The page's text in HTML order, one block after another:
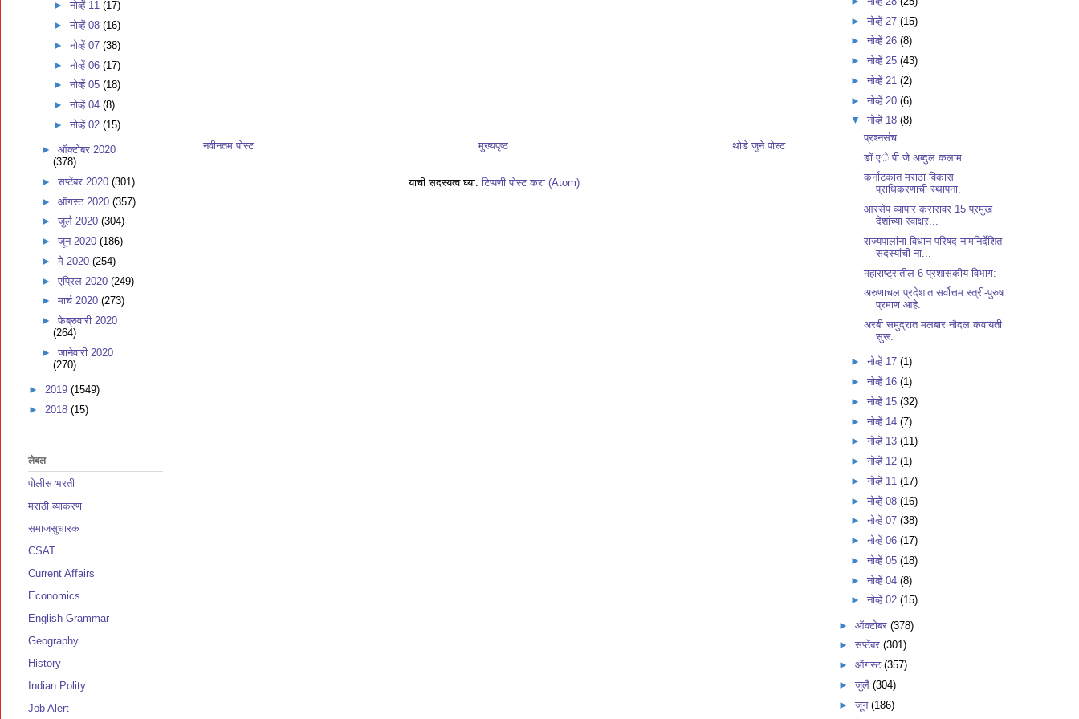
नवीनतम पोस्ट थोडे जुने पोस्ट
मुख्यपृष्ठ
याची सदस्यत्व घ्या: टिप्पणी पोस्ट करा (Atom)
►नोव्हें 11(17)
►नोव्हें 08(16)
►नोव्हें 07(38)
►नोव्हें 06(17)
►नोव्हें 05(18)
►नोव्हें 04(8)
►नोव्हें 02(15)
► ऑक्टोबर 2020
(378)
► सप्टेंबर 2020 (301)
► ऑगस्ट 2020 (357)
► जुलै 2020 (304)
► जून 2020 (186)
► मे 2020 (254)
► एप्रिल 2020 (249)
► मार्च 2020 (273)
► फेब्रुवारी 2020
(264)
► जानेवारी 2020
(270)
► 2019 (1549)
► 2018 (15)
लेबल
पोलीस भरती
मराठी व्याकरण
समाजसुधारक
CSAT
Current Affairs
Economics
English Grammar
Geography
History
Indian Polity
Job Alert
►नोव्हें 27(15)
►नोव्हें 26(8)
►नोव्हें 25(43)
►नोव्हें 21(2)
►नोव्हें 20(6)
▼नोव्हें 18(8)
प्रश्नसंच
डॉ एे पी जे अब्दुल कलाम
कर्नाटकात मराठा विकास
प्राधिकरणाची स्थापना.
आरसेप व्यापार करारावर 15 प्रमुख
देशांच्या स्वाक्षऱ...
राज्यपालांना विधान परिषद नामनिर्देशित
सदस्यांची ना...
महाराष्ट्रातील 6 प्रशासकीय विभाग:
अरुणाचल प्रदेशात सर्वोत्तम स्त्री-पुरुष
प्रमाण आहे:
अरबी समुद्रात मलबार नौदल कवायती
सुरू.
►नोव्हें 17(1)
►नोव्हें 16(1)
►नोव्हें 15(32)
►नोव्हें 14(7)
►नोव्हें 13(11)
►नोव्हें 12(1)
►नोव्हें 11(17)
►नोव्हें 08(16)
►नोव्हें 07(38)
►नोव्हें 06(17)
►नोव्हें 05(18)
►नोव्हें 04(8)
►नोव्हें 02(15)
► ऑक्टोबर (378)
► सप्टेंबर (301)
► ऑगस्ट (357)
► जुलै (304)
► जून (186)